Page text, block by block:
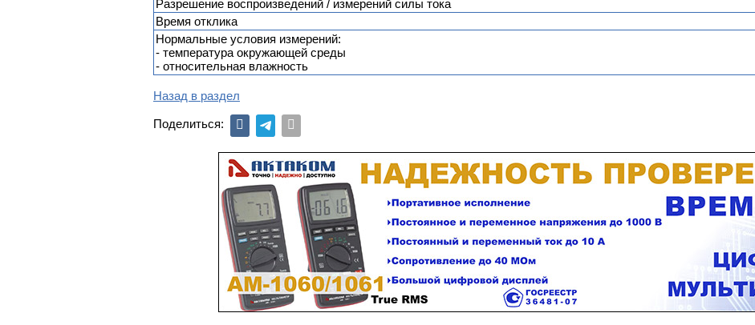
Разрешение воспроизведений / измерений силы тока
Время отклика
Нормальные условия измерений:
- температура окружающей среды
- относительная влажность
Назад в раздел
Поделиться: